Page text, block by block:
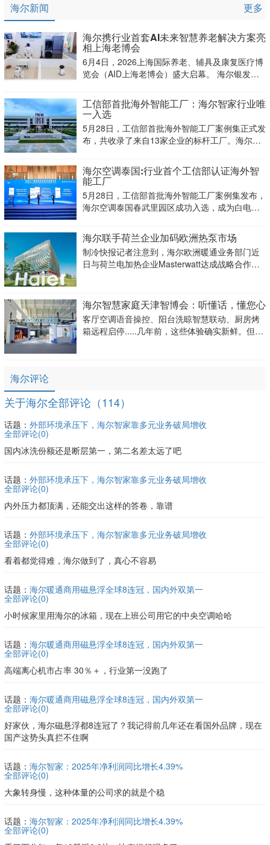
海尔新闻 更多
海尔携行业首套AI未来智慧养老解决方案亮
相上海老博会
6月4日，2026上海国际养老、辅具及康复医疗博
览会（AID上海老博会）盛大启幕。 海尔银发经
决方案升级亮相，首次展出AI未来养老方案、失
能人群解决方案、九大AI健康管理方案，以智慧
工信部首批海外智能工厂：海尔智家行业唯
一入选
5月28日，工信部首批海外智能工厂案例集正式发
布，共收录了来自13家企业的标杆工厂。海尔泰
业唯一入选企业。
海尔空调泰国:行业首个工信部认证海外智
能工厂
5月28日，工信部首批海外智能工厂案例集发布，
海尔空调泰国春武里园区成功入选，成为白电行
厂标准出海，树立了可复制、可推广的全球范
本。
海尔联手荷兰企业加码欧洲热泵市场
制冷快报记者注意到，海尔欧洲暖通业务部门近
日与荷兰电加热企业Masterwatt达成战略合作，
海尔智慧家庭天津智博会：听懂话，懂您心
客厅空调语音操控、阳台洗晾智慧联动、厨房烤
箱远程启停.....几年前，这些体验确实新鲜。但随
海尔评论
关于海尔全部评论（114）
话题： 外部环境承压下，海尔智家靠多元业务破局增收
全部评论(0)
国内冰洗份额还是断层第一，第二名差太远了吧
话题： 外部环境承压下，海尔智家靠多元业务破局增收
全部评论(0)
内外压力都顶满，还能交出这样的答卷，靠谱
话题： 外部环境承压下，海尔智家靠多元业务破局增收
全部评论(0)
看着都觉得难，海尔做到了，真心不容易
话题： 海尔暖通商用磁悬浮全球8连冠，国内外双第一
全部评论(0)
小时候家里用海尔的冰箱，现在上班公司用它的中央空调哈哈
话题： 海尔暖通商用磁悬浮全球8连冠，国内外双第一
全部评论(0)
高端离心机市占率 30％＋，行业第一没跑了
话题： 海尔暖通商用磁悬浮全球8连冠，国内外双第一
全部评论(0)
好家伙，海尔磁悬浮都8连冠了？我记得前几年还在看国外品牌，现在
国产这势头真拦不住啊
话题： 海尔智家：2025年净利润同比增长4.39%
全部评论(0)
大象转身慢，这种体量的公司求的就是个稳
话题： 海尔智家：2025年净利润同比增长4.39%
全部评论(0)